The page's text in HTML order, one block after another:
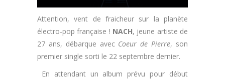
Attention, vent de fraicheur sur la planète
électro-pop française ! NACH, jeune artiste de
27 ans, débarque avecCoeur de Pierre, son
premier single sorti le 22 septembre dernier.
En attendant un album prévu pour début